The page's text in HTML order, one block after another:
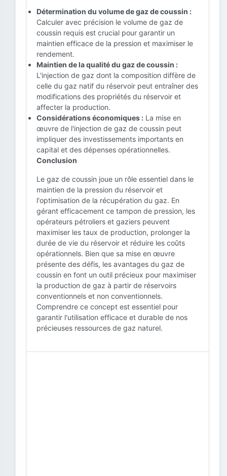
Détermination du volume de gaz de coussin :
Calculer avec précision le volume de gaz de
coussin requis est crucial pour garantir un
maintien efficace de la pression et maximiser le
rendement.
Maintien de la qualité du gaz de coussin :
L'injection de gaz dont la composition diffère de
celle du gaz natif du réservoir peut entraîner des
modifications des propriétés du réservoir et
affecter la production.
Considérations économiques : La mise en
œuvre de l'injection de gaz de coussin peut
impliquer des investissements importants en
capital et des dépenses opérationnelles.
Conclusion
Le gaz de coussin joue un rôle essentiel dans le
maintien de la pression du réservoir et
l'optimisation de la récupération du gaz. En
gérant efficacement ce tampon de pression, les
opérateurs pétroliers et gaziers peuvent
maximiser les taux de production, prolonger la
durée de vie du réservoir et réduire les coûts
opérationnels. Bien que sa mise en œuvre
présente des défis, les avantages du gaz de
coussin en font un outil précieux pour maximiser
la production de gaz à partir de réservoirs
conventionnels et non conventionnels.
Comprendre ce concept est essentiel pour
garantir l'utilisation efficace et durable de nos
précieuses ressources de gaz naturel.